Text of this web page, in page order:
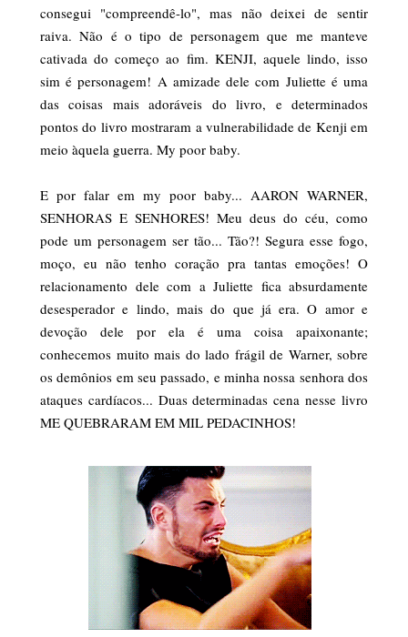
consegui "compreendê-lo", mas não deixei de sentir
raiva. Não é o tipo de personagem que me manteve
cativada do começo ao fim. KENJI, aquele lindo, isso
sim é personagem! A amizade dele com Juliette é uma
das coisas mais adoráveis do livro, e determinados
pontos do livro mostraram a vulnerabilidade de Kenji em
meio àquela guerra. My poor baby.
E por falar em my poor baby... AARON WARNER,
SENHORAS E SENHORES! Meu deus do céu, como
pode um personagem ser tão... Tão?! Segura esse fogo,
moço, eu não tenho coração pra tantas emoções! O
relacionamento dele com a Juliette fica absurdamente
desesperador e lindo, mais do que já era. O amor e
devoção dele por ela é uma coisa apaixonante;
conhecemos muito mais do lado frágil de Warner, sobre
os demônios em seu passado, e minha nossa senhora dos
ataques cardíacos... Duas determinadas cena nesse livro
ME QUEBRARAM EM MIL PEDACINHOS!